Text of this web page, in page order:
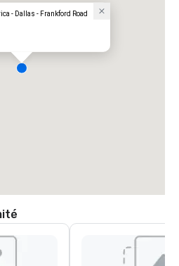
- Dallas - Frankford Road